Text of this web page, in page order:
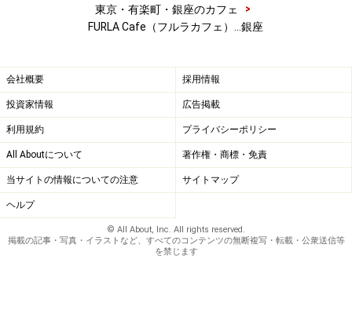
東京・有楽町・銀座のカフェ
>
FURLA Cafe（フルラカフェ）…銀座
会社概要 採用情報
投資家情報 広告掲載
利用規約 プライバシーポリシー
All Aboutについて 著作権・商標・免責
当サイトの情報についての注意 サイトマップ
ヘルプ
© All About, Inc. All rights reserved.
掲載の記事・写真・イラストなど、すべてのコンテンツの無断複写・転載・公衆送信等
を禁じます